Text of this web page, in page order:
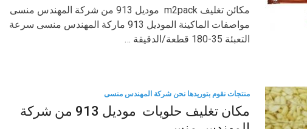
مكائن تغليف m2pack موديل 913 من شركة المهندس منسى
مواصفات الماكينة الموديل 913 ماركة المهندس منسى سرعة
التعبئة 35-180 قطعة/الدقيقة …
منتجات نقوم بتوريدها نحن شركة المهندس منسى
مكان تغليف حلويات موديل 913 من شركة